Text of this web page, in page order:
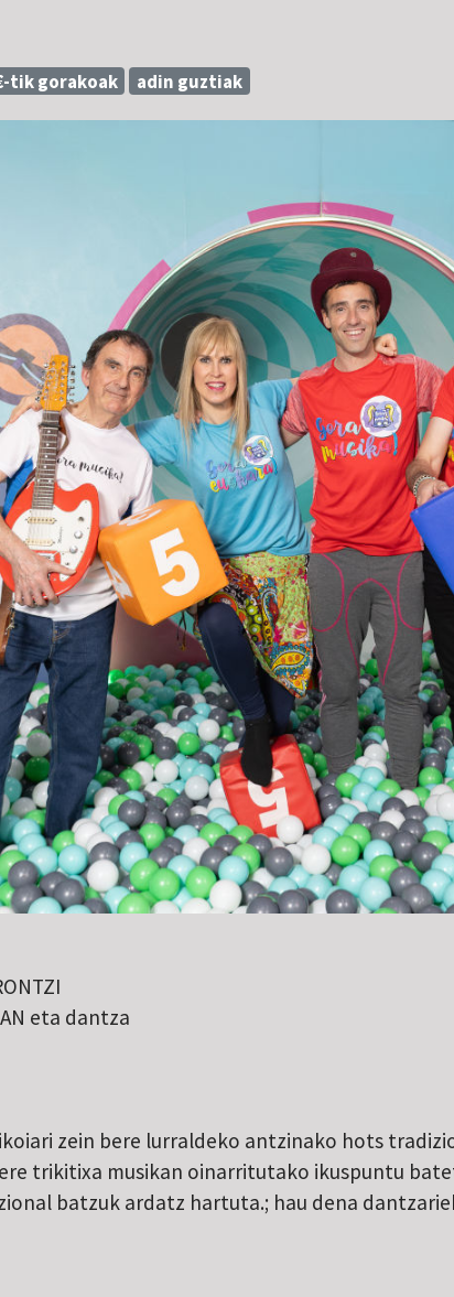
tik gorakoak adin guztiak
eta dantza
zein bere lurraldeko antzinako hots
trikitixa musikan oinarritutako ikuspuntu
batzuk ardatz hartuta.; hau dena